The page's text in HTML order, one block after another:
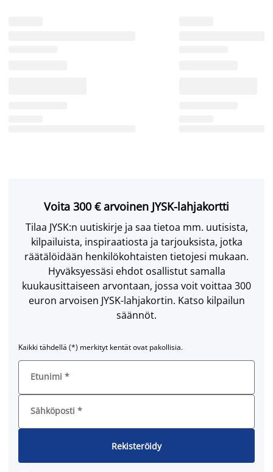
Voita 300 € arvoinen JYSK-lahjakortti
Tilaa JYSK:n uutiskirje ja saa tietoa mm. uutisista,
kilpailuista, inspiraatiosta ja tarjouksista, jotka
räätälöidään henkilökohtaisten tietojesi mukaan.
Hyväksyessäsi ehdot osallistut samalla
kuukausittaiseen arvontaan, jossa voit voittaa 300
euron arvoisen JYSK-lahjakortin. Katso kilpailun
säännöt.
Kaikki tähdellä (*) merkityt kentät ovat pakollisia.
Etunimi *
Sähköposti *
Rekisteröidy